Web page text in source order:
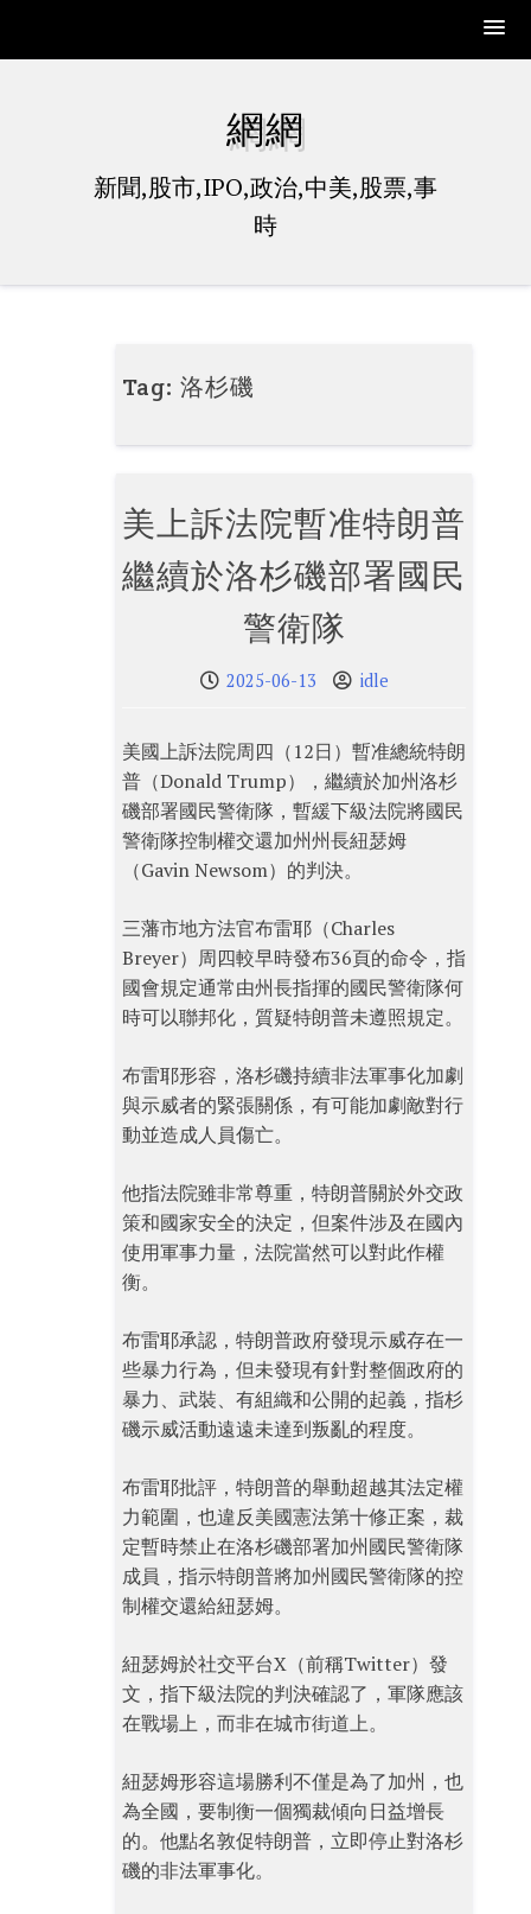
網網
新聞,股市,IPO,政治,中美,股票,事
時
Tag:洛杉磯
美上訴法院暫准特朗普
繼續於洛杉磯部署國民
警衛隊
2025-06-13 idle
美國上訴法院周四（12日）暫准總統特朗
普（Donald Trump），繼續於加州洛杉
磯部署國民警衛隊，暫緩下級法院將國民
警衛隊控制權交還加州州長紐瑟姆
（Gavin Newsom）的判決。
三藩市地方法官布雷耶（Charles
Breyer）周四較早時發布36頁的命令，指
國會規定通常由州長指揮的國民警衛隊何
時可以聯邦化，質疑特朗普未遵照規定。
布雷耶形容，洛杉磯持續非法軍事化加劇
與示威者的緊張關係，有可能加劇敵對行
動並造成人員傷亡。
他指法院雖非常尊重，特朗普關於外交政
策和國家安全的決定，但案件涉及在國內
使用軍事力量，法院當然可以對此作權
衡。
布雷耶承認，特朗普政府發現示威存在一
些暴力行為，但未發現有針對整個政府的
暴力、武裝、有組織和公開的起義，指杉
磯示威活動遠遠未達到叛亂的程度。
布雷耶批評，特朗普的舉動超越其法定權
力範圍，也違反美國憲法第十修正案，裁
定暫時禁止在洛杉磯部署加州國民警衛隊
成員，指示特朗普將加州國民警衛隊的控
制權交還給紐瑟姆。
紐瑟姆於社交平台X（前稱Twitter）發
文，指下級法院的判決確認了，軍隊應該
在戰場上，而非在城市街道上。
紐瑟姆形容這場勝利不僅是為了加州，也
為全國，要制衡一個獨裁傾向日益增長
的。他點名敦促特朗普，立即停止對洛杉
磯的非法軍事化。